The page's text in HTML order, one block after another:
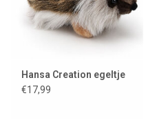
Hansa Creation egeltje
€17,99